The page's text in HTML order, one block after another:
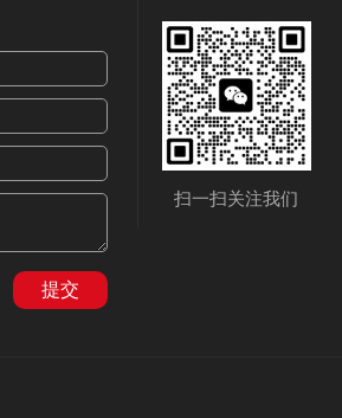
扫一扫关注我们